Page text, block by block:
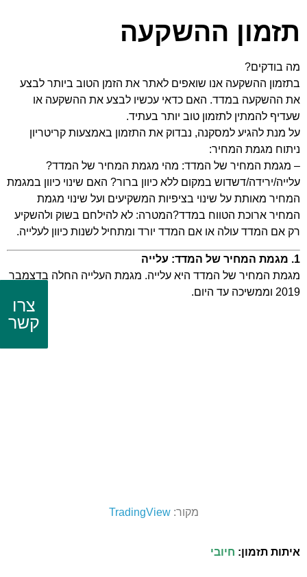
תזמון ההשקעה
מה בודקים?
בתזמון ההשקעה אנו שואפים לאתר את הזמן הטוב ביותר לבצע
את ההשקעה במדד. האם כדאי עכשיו לבצע את ההשקעה או
שעדיף להמתין לתזמון טוב יותר בעתיד.
על מנת להגיע למסקנה, נבדוק את התזמון באמצעות קריטריון
ניתוח מגמת המחיר:
– מגמת המחיר של המדד: מהי מגמת המחיר של המדד?
עלייה/ירידה/דשדוש במקום ללא כיוון ברור? האם שינוי כיוון במגמת
המחיר מאותת על שינוי בציפיות המשקיעים ועל שינוי מגמת
המחיר ארוכת הטווח במדד?המטרה: לא להילחם בשוק ולהשקיע
רק אם המדד עולה או אם המדד יורד ומתחיל לשנות כיוון לעלייה.
1. מגמת המחיר של המדד: עלייה
מגמת המחיר של המדד היא עלייה. מגמת העלייה החלה בדצמבר
2019 וממשיכה עד היום.
מקור:TradingView
איתות תזמון: חיובי
צרו
קשר